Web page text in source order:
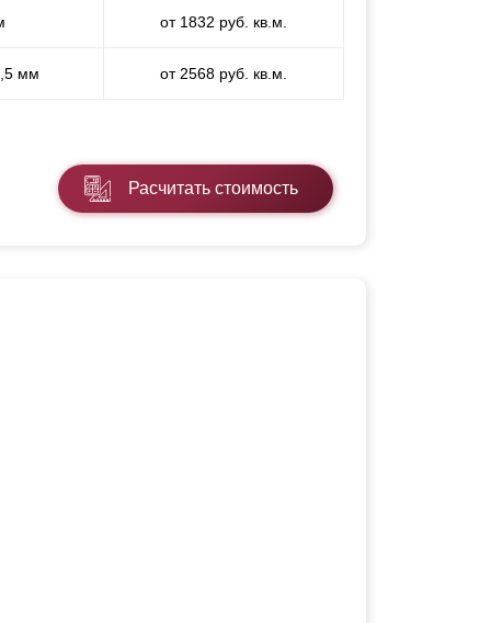
от 1832 руб. кв.м.
мм от 2568 руб. кв.м.
Расчитать стоимость